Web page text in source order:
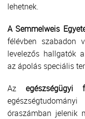
lehetnek.
A Semmelweis
félévben szabadon
levelezős hallgatók
az ápolás speciális
Az egészségügyi
óraszámban jelenik